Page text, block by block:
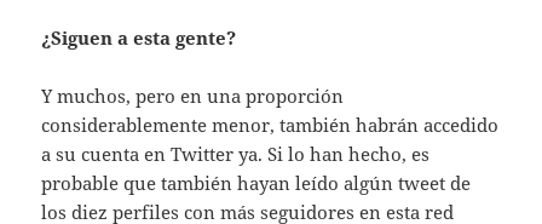
¿Siguen a esta gente?
Y muchos, pero en una proporción
considerablemente menor, también habrán accedido
a su cuenta en Twitter ya. Si lo han hecho, es
probable que también hayan leído algún tweet de
los diez perfiles con más seguidores en esta red